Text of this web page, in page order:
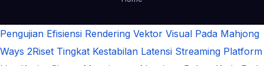
Pengujian Efisiensi Rendering Vektor Visual Pada Mahjong
Ways 2Riset Tingkat Kestabilan Latensi Streaming Platform